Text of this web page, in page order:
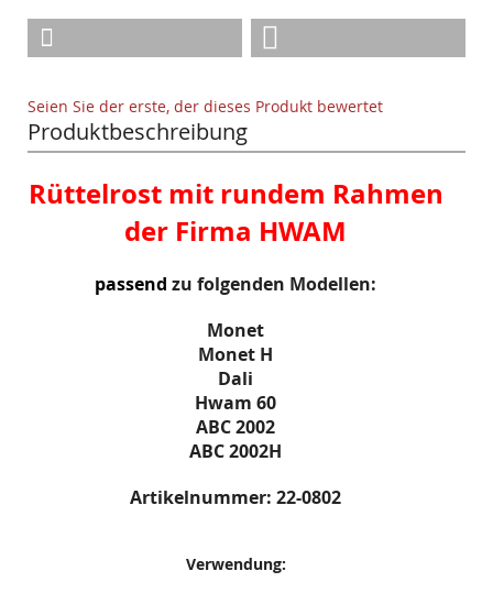
Seien Sie der erste, der dieses Produkt bewertet
Produktbeschreibung
Rüttelrost mit rundem Rahmen
der Firma HWAM
passend zu folgenden Modellen:
Monet
Monet H
Dali
Hwam 60
ABC 2002
ABC 2002H
Artikelnummer: 22-0802
Verwendung: